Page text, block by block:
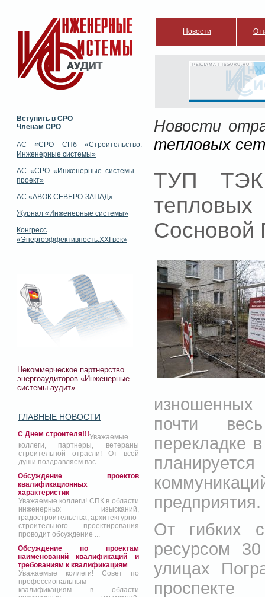
Новости О
РЕКЛАМА | ISGURU.RU
Вступить в СРО
Членам СРО
АС «СРО СПб «Строительство.
Инженерные системы»
АС «СРО «Инженерные системы –
проект»
АС «АВОК СЕВЕРО-ЗАПАД»
Журнал «Инженерные системы»
Конгресс
«Энергоэффективность.XXI век»
Некоммерческое партнерство
энергоаудиторов «Инженерные
системы-аудит»
ГЛАВНЫЕ НОВОСТИ
С Днем строителя!!!Уважаемые
коллеги, партнеры, ветераны
строительной отрасли! От всей
души поздравляем вас ...
Обсуждение проектов
квалификационных
характеристик
Уважаемые коллеги! СПК в области
инженерных изысканий,
градостроительства, архитектурно-
строительного проектирования
проводит обсуждение ...
Обсуждение по проектам
наименований квалификаций и
требованиям к квалификациям
Уважаемые коллеги! Совет по
профессиональным
квалификациям в области
Новости
тепловых
ТУП
Сосновой
изношенных
почти
перекладке
предприятия.
От гибких
ресурсом
улицах
проспекте